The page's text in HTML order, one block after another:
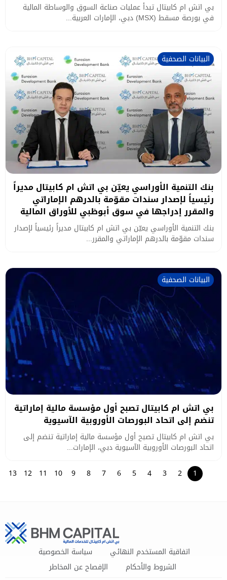
بي اتش ام كابيتال تبدأ عمليات صناعة السوق والوساطة المالية
في بورصة مسقط (MSX) دبي، الإمارات العربية...
البيانات الصحفية
بنك التنمية الأوراسي يعيّن بي اتش ام كابيتال مديراً
رئيسياً لإصدار سندات مقوّمة بالدرهم الإماراتي
والمقرر إدراجها في سوق أبوظبي للأوراق المالية
بنك التنمية الأوراسي يعيّن بي اتش ام كابيتال مديراً رئيسياً لإصدار
سندات مقوّمة بالدرهم الإماراتي والمقرر...
البيانات الصحفية
بي اتش ام كابيتال تصبح أول مؤسسة مالية إماراتية
تنضم إلى اتحاد البورصات الأوروبية الآسيوية
بي اتش ام كابيتال تصبح أول مؤسسة مالية إماراتية تنضم إلى
اتحاد البورصات الأوروبية الآسيوية دبي، الإمارات...
1
2
3
4
5
6
7
8
9
10
11
12
13
اتفاقية المستخدم النهائي
سياسة الخصوصية
الشروط والأحكام
الإفصاح عن المخاطر